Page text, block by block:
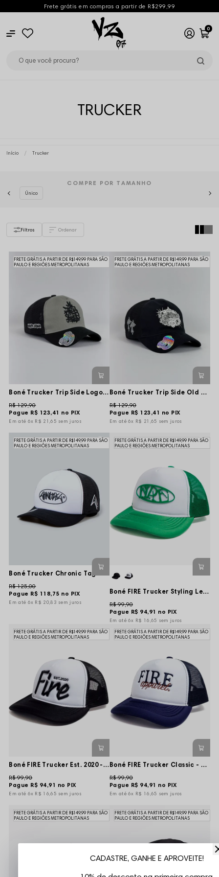
Frete grátis em compras a partir de R$299,99
0
TRUCKER
Início Trucker
COMPRE POR TAMANHO
Único
Filtros
FRETE GRÁTIS A PARTIR DE R$149,99 PARA SÃO
PAULO E REGIÕES METROPOLITANAS
Boné Trucker Trip Side Logo Nose Frid - Preto/Cinza
Pague R$ 123,41 no PIX
R$ 129,90
6x R$ 21,65 sem juros
FRETE GRÁTIS A PARTIR DE R$149,99 PARA SÃO
PAULO E REGIÕES METROPOLITANAS
Boné Trucker Trip Side Old School Trend - Preto
Pague R$ 123,41 no PIX
R$ 129,90
6x R$ 21,65 sem juros
FRETE GRÁTIS A PARTIR DE R$149,99 PARA SÃO
PAULO E REGIÕES METROPOLITANAS
Pague R$ 118,75 no PIX
R$ 125,00
6x R$ 20,83 sem juros
FRETE GRÁTIS A PARTIR DE R$149,99 PARA SÃO
PAULO E REGIÕES METROPOLITANAS
Boné FIRE Trucker Styling Lettering - Branco/Verde
Pague R$ 94,91 no PIX
R$ 99,90
6x R$ 16,65 sem juros
FRETE GRÁTIS A PARTIR DE R$149,99 PARA SÃO
PAULO E REGIÕES METROPOLITANAS
Boné FIRE Trucker Est. 2020 - Branco/Preto
Pague R$ 94,91 no PIX
R$ 99,90
6x R$ 16,65 sem juros
FRETE GRÁTIS A PARTIR DE R$149,99 PARA SÃO
PAULO E REGIÕES METROPOLITANAS
Boné FIRE Trucker Classic - Branco/Marinho
Pague R$ 94,91 no PIX
R$ 99,90
6x R$ 16,65 sem juros
FRETE GRÁTIS A PARTIR DE R$149,99 PARA SÃO
PAULO E REGIÕES METROPOLITANAS
FRETE GRÁTIS A PARTIR DE R$149,99 PARA SÃO
PAULO E REGIÕES METROPOLITANAS
CADASTRE, GANHE E APROVEITE!